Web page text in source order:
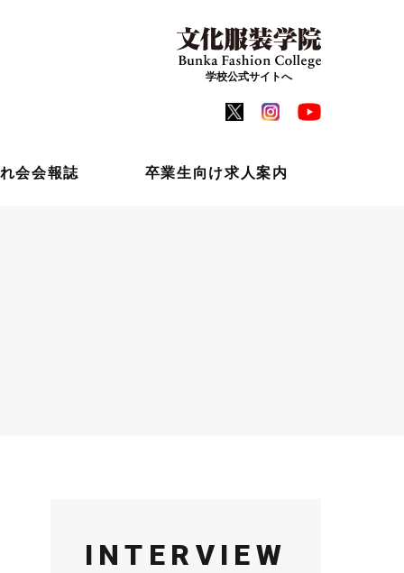
学校公式サイトへ
会会報誌 卒業生向け求人案内
INTERVIEW